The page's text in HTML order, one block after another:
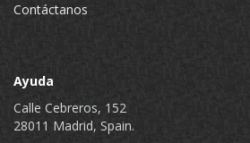
Contáctanos
Ayuda
Calle Cebreros, 152
28011 Madrid, Spain.